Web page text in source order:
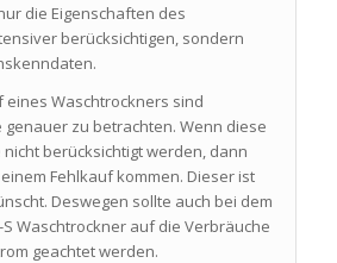
die Eigenschaften des
berücksichtigen, sondern
eines Waschtrockners sind
genauer zu betrachten. Wenn diese
berücksichtigt werden, dann
Fehlkauf kommen. Dieser ist
Deswegen sollte auch bei dem
S Waschtrockner auf die Verbräuche
geachtet werden.